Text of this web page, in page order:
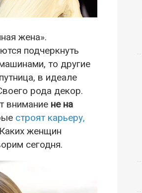
жена».
подчеркнуть
то другие
в идеале
рода декор.
внимание не на
строят карьеру,
женщин
сегодня.